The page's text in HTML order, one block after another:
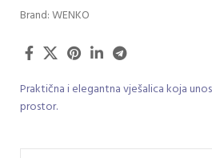
Brand:WENKO
Praktična i elegantna vješalica koja
prostor.